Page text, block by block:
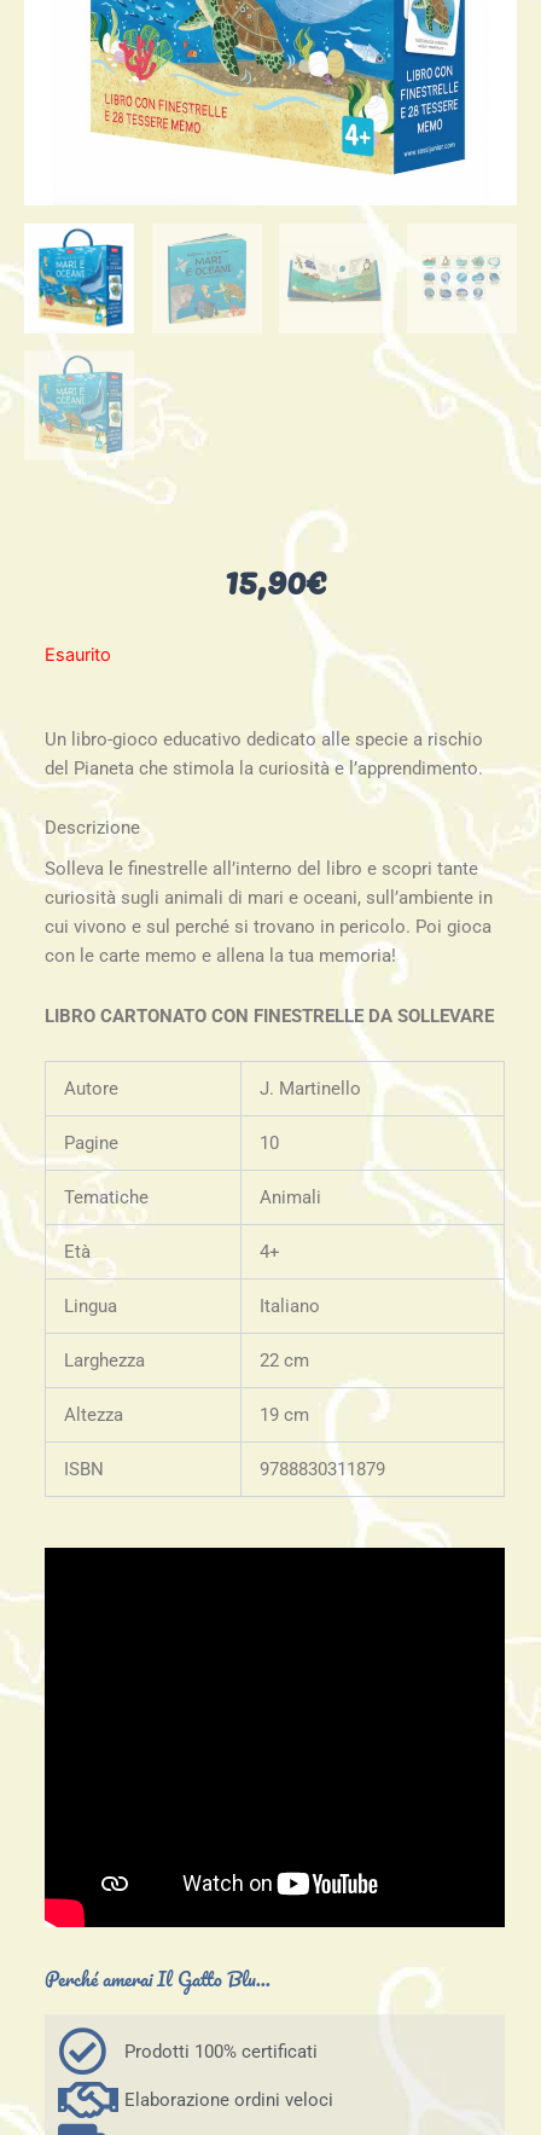
15,90€
Esaurito
Un libro-gioco educativo dedicato alle specie a rischio
del Pianeta che stimola la curiosità e l’apprendimento.
Descrizione
Solleva le finestrelle all’interno del libro e scopri tante
curiosità sugli animali di mari e oceani, sull’ambiente in
cui vivono e sul perché si trovano in pericolo. Poi gioca
con le carte memo e allena la tua memoria!
LIBRO CARTONATO CON FINESTRELLE DA SOLLEVARE
Autore J. Martinello
Pagine 10
Tematiche Animali
Età 4+
Lingua Italiano
Larghezza 22 cm
Altezza 19 cm
ISBN 9788830311879
Perché amerai Il Gatto Blu...
Prodotti 100% certificati
Elaborazione ordini veloci